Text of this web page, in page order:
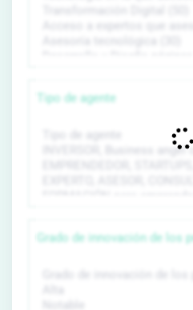
Tipo de agente
Grado de innovación de los